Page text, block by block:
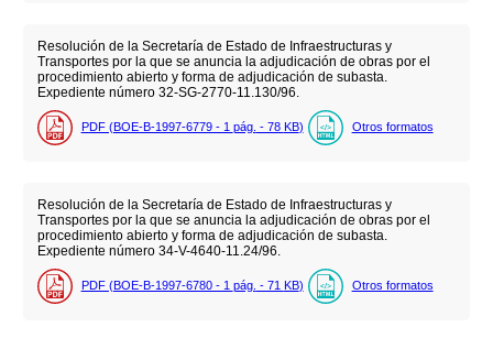
Resolución de la Secretaría de Estado de Infraestructuras y
Transportes por la que se anuncia la adjudicación de obras por el
procedimiento abierto y forma de adjudicación de subasta.
Expediente número 32-SG-2770-11.130/96.
PDF (BOE-B-1997-6779 - 1 pág. - 78 KB) Otros formatos
Resolución de la Secretaría de Estado de Infraestructuras y
Transportes por la que se anuncia la adjudicación de obras por el
procedimiento abierto y forma de adjudicación de subasta.
Expediente número 34-V-4640-11.24/96.
PDF (BOE-B-1997-6780 - 1 pág. - 71 KB) Otros formatos